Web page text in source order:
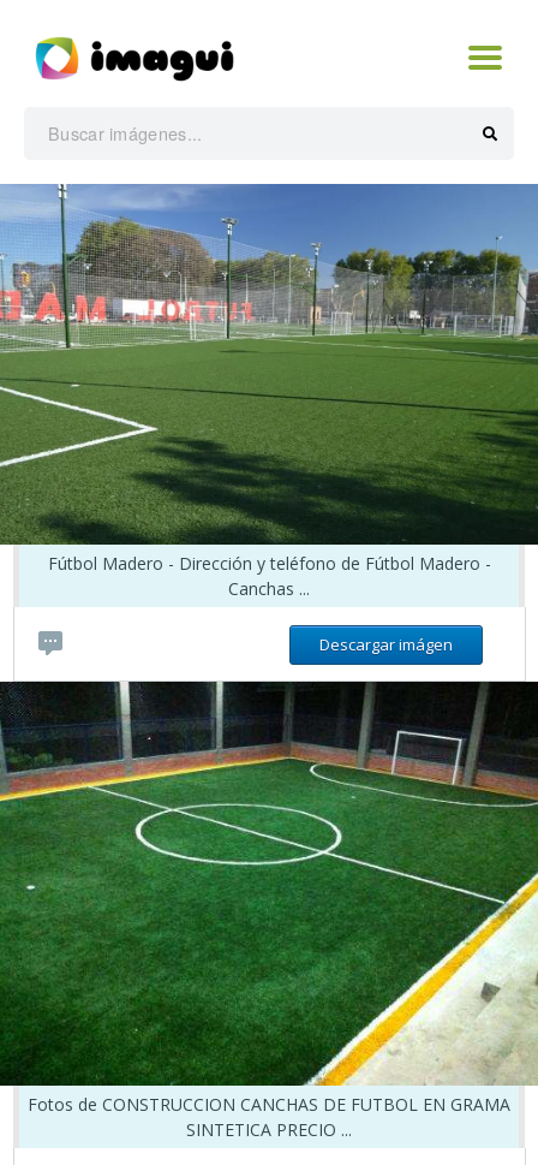
Fútbol Madero - Dirección y teléfono de Fútbol Madero -
Canchas ...
Descargar imágen
Fotos de CONSTRUCCION CANCHAS DE FUTBOL EN GRAMA
SINTETICA PRECIO ...